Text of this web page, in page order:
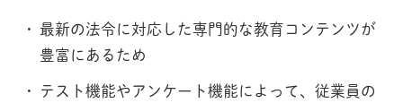
最新の法令に対応した専門的な教育コンテンツが
豊富にあるため
テスト機能やアンケート機能によって、従業員の